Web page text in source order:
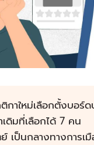
าใหม่เลือกตั้งบอร์
ดิมที่เลือกได้ 7 คน
นกลางทางการเมื